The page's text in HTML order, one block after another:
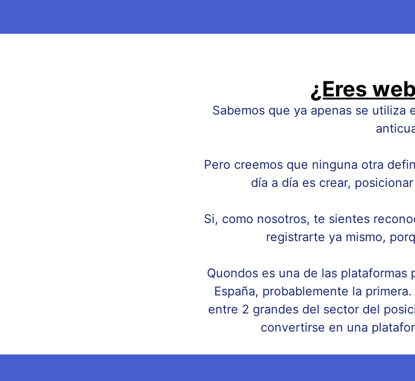
¿Eres
Sabemos que ya apenas se utiliza
Pero creemos que ninguna otra
día a día es crear,
Si, como nosotros, te sientes
registrarte ya mismo,
Quondos es una de las plataformas
España, probablemente la
entre 2 grandes del sector del
convertirse en una